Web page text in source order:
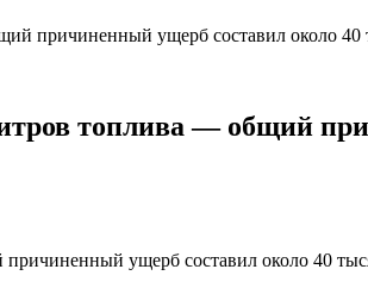
причиненный ущерб составил около 40
топлива — общий